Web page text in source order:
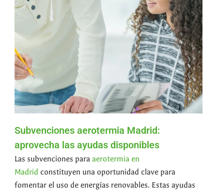
Subvenciones aerotermia Madrid:
aprovecha las ayudas disponibles
Las subvenciones para aerotermia en
Madrid constituyen una oportunidad clave para
fomentar el uso de energías renovables. Estas ayudas